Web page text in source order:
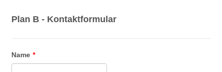
Plan B - Kontaktformular
Name *